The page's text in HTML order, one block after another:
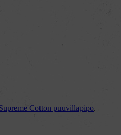
Cotton puuvillapipo.